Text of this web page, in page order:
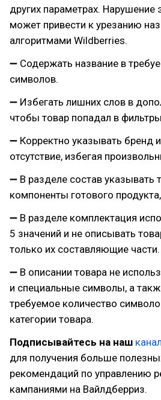
других параметрах. Нарушение
может привести к урезанию
алгоритмами Wildberries.
➖ Содержать название в
символов.
➖ Избегать лишних слов в
чтобы товар попадал в
➖ Корректно указывать бренд
отсутствие, избегая
➖ В разделе состав указывать
компоненты готового
➖ В разделе комплектация
5 значений и не описывать
только их составляющие части.
➖ В описании товара не
и специальные символы, а
требуемое количество
категории товара.
Подписывайтесь на наш канал
для получения больше
рекомендаций по управлению
кампаниями на Вайлдберриз.